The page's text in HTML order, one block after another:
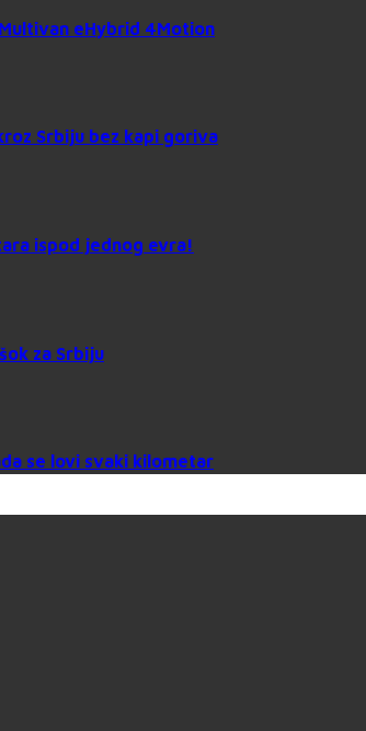
eHybrid 4Motion
Srbiju bez kapi goriva
ispod jednog evra!
za Srbiju
se lovi svaki kilometar